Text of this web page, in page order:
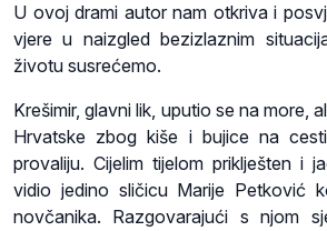
U ovoj drami autor nam otkriva i
vjere u naizgled bezizlaznim
životu susrećemo.
Krešimir, glavni lik, uputio se na more,
Hrvatske zbog kiše i bujice na
provaliju. Cijelim tijelom priklješten i
vidio jedino sličicu Marije Petković
novčanika. Razgovarajući s njom